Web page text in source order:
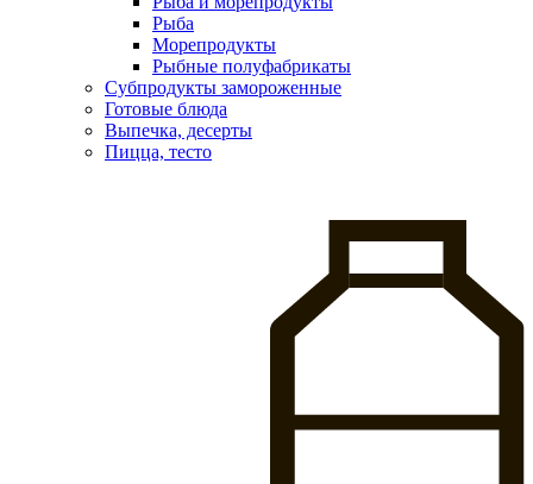
Рыба
Морепродукты
Рыбные полуфабрикаты
Субпродукты замороженные
Готовые блюда
Выпечка, десерты
Пицца, тесто